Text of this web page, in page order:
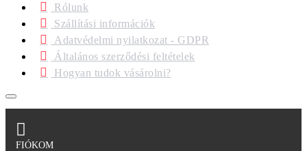
Rólunk
Szállítási információk
Adatvédelmi nyilatkozat - GDPR
Általános szerződési feltételek
Hogyan tudok vásárolni?
FIÓKOM